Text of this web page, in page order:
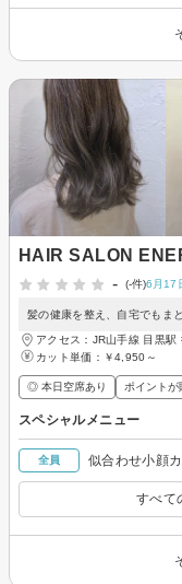
HAIR SALON
-
(-件)6月17
髪の健康を整え、自宅でもま
アクセス：JR山手線 目黒駅
カット単価： ￥4,950～
◎ 本日空席あり ポイントが
スペシャルメニュー
全員 似合わせ小顔
すべて